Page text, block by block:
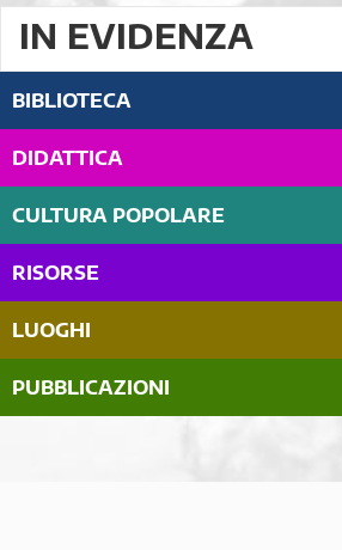
IN EVIDENZA
BIBLIOTECA
DIDATTICA
CULTURA POPOLARE
RISORSE
LUOGHI
PUBBLICAZIONI